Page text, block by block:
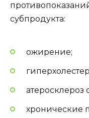
субпродукта:
ожирение;
атеросклероз
хронические